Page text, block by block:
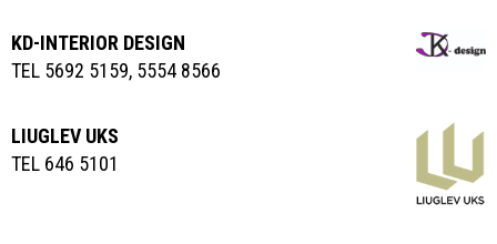
KD-INTERIOR DESIGN
TEL 5692 5159, 5554 8566
LIUGLEV UKS
TEL 646 5101